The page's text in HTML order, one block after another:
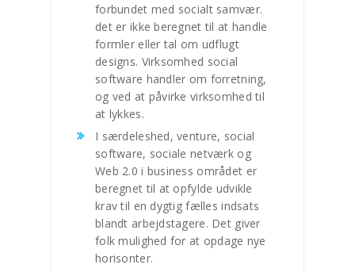
forbundet med socialt samvær.
det er ikke beregnet til at handle
formler eller tal om udflugt
designs. Virksomhed social
software handler om forretning,
og ved at påvirke virksomhed til
at lykkes.
I særdeleshed, venture, social
software, sociale netværk og
Web 2.0 i business området er
beregnet til at opfylde udvikle
krav til en dygtig fælles indsats
blandt arbejdstagere. Det giver
folk mulighed for at opdage nye
horisonter.